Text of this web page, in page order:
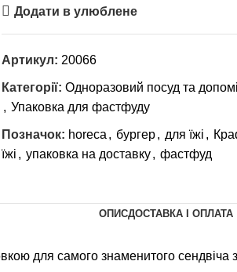
Додати в улюблене
Артикул: 20066
Категорії: Одноразовий посуд та
, Упаковка для фастфуду
Позначок: horeca , бургер, для їжі ,
їжі , упаковка на доставку, фастфуд
ОПИСДОСТАВКА І ОПЛАТА
для самого знаменитого